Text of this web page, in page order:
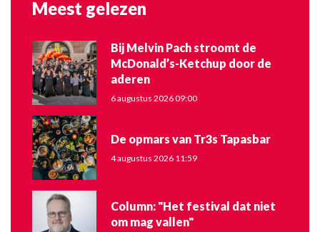
Meest gelezen
Bij Melvin Pach stroomt de
McDonald’s-Ketchup door de
aderen
6 augustus 2026 09:00
De opmars van Tr3s Tapasbar
4 augustus 2026 11:59
Column: "Het festival dat niet
om mag vallen"